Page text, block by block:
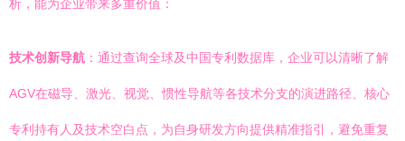
析，能为企业带来多重价值：
技术创新导航 ：通过查询全球及中国专利数据库，企业可以清晰了解
AGV在磁导、激光、视觉、惯性导航等各技术分支的演进路径、核心
专利持有人及技术空白点，为自身研发方向提供精准指引，避免重复